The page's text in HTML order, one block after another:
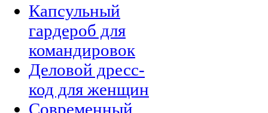
Капсульный
гардероб для
командировок
Деловой дресс-
код для женщин
Современный